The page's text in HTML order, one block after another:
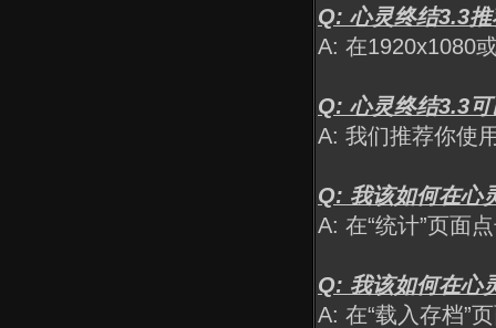
Q: 心灵终结3.3
A: 在1920x1080
Q: 心灵终结3.3
A: 我们推荐你使
Q: 我该如何在心
A: 在“统计”页面
Q: 我该如何在心
A: 在“载入存档”